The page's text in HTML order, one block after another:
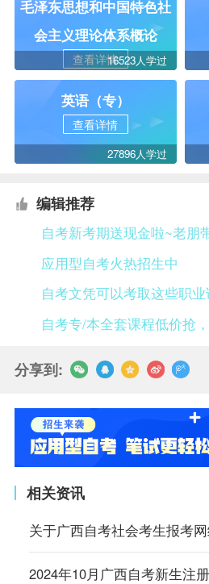
毛泽东思想和中国特色社
会主义理论体系概论
查看详情16523人学过
英语（专）
查看详情
27896人学过
编辑推荐
自考新考期送现金啦~老朋
应用型自考火热招生中
自考文凭可以考取这些职业
自考专/本全套课程低价抢
分享到:
相关资讯
关于广西自考社会考生报考
2024年10月广西自考新生注